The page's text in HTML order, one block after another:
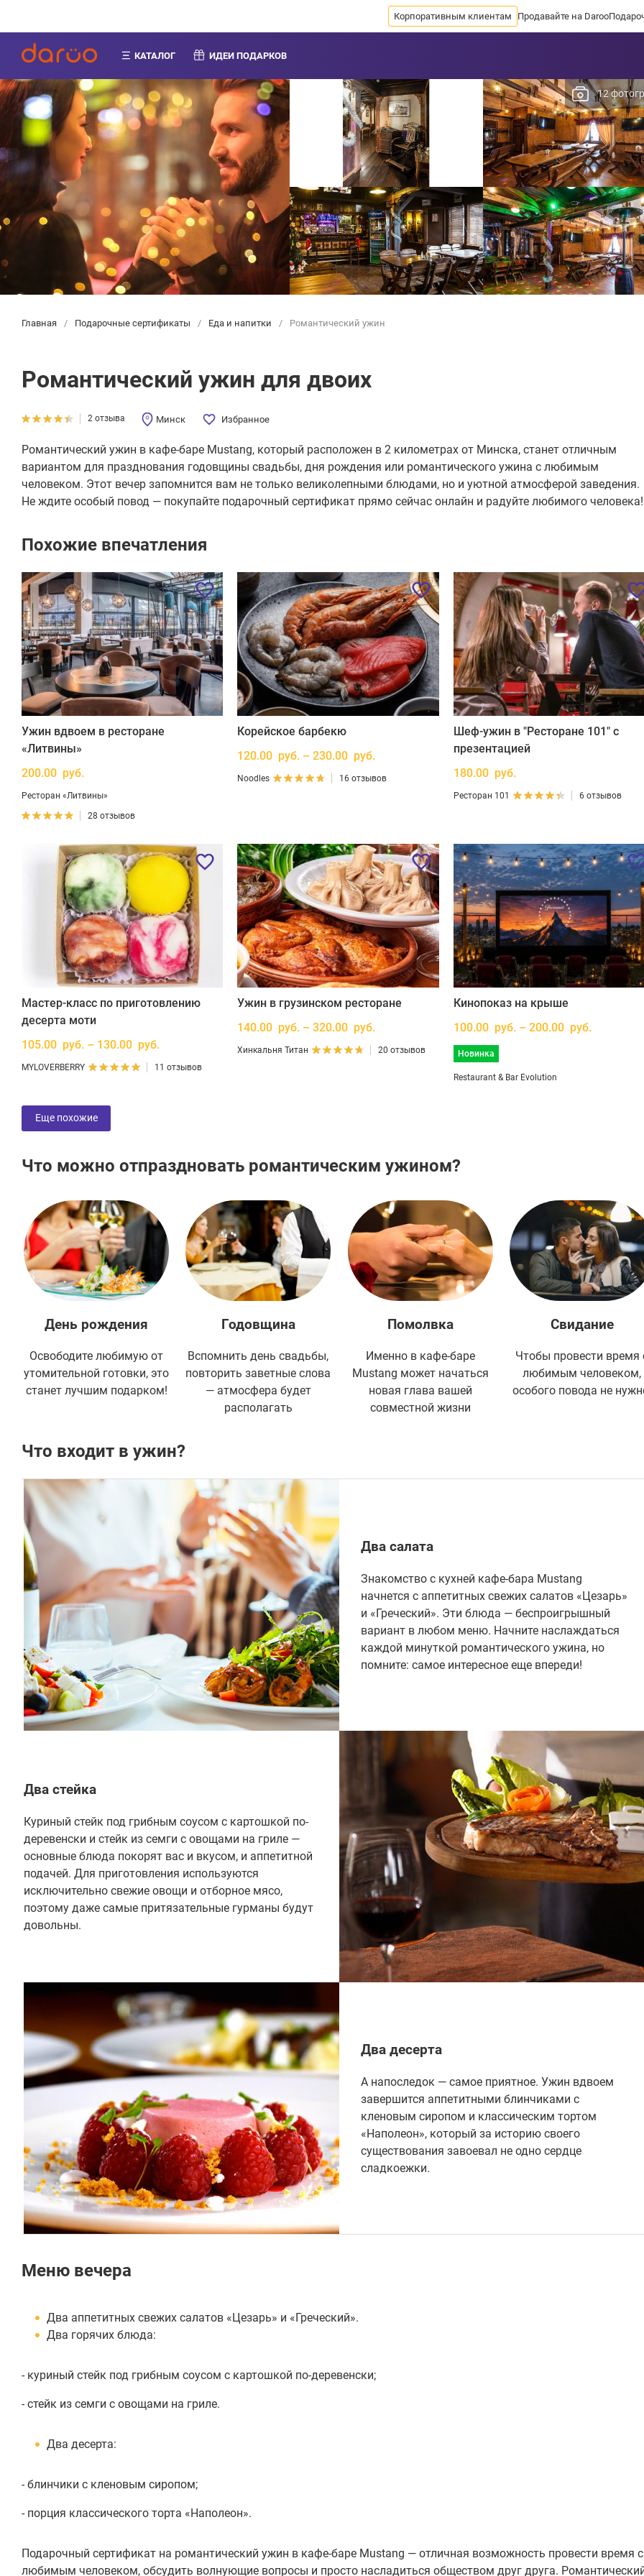
Корпоративным клиентам Продавайте на Daroo
КАТАЛОГ ИДЕИ ПОДАРКОВ
Главная / Подарочные сертификаты / Еда и напитки / Романтический ужин
Романтический ужин для двоих
2 отзыва Минск Избранное
Романтический ужин в кафе-баре Mustang, который расположен в 2 километрах от Минска, станет отличным
вариантом для празднования годовщины свадьбы, дня рождения или романтического ужина с любимым
человеком. Этот вечер запомнится вам не только великолепными блюдами, но и уютной атмосферой заведения.
Не ждите особый повод — покупайте подарочный сертификат прямо сейчас онлайн и радуйте любимого человека!
Похожие впечатления
Ужин вдвоем в ресторане
«Литвины»
200.00 руб.
Ресторан «Литвины»
28 отзывов
Корейское барбекю
120.00 руб. – 230.00 руб.
Noodles 16 отзывов
Шеф-ужин в "Ресторане 101" с
презентацией
180.00 руб.
Ресторан 101 6 отзывов
Мастер-класс по приготовлению
десерта моти
105.00 руб. – 130.00 руб.
MYLOVERBERRY 11 отзывов
Ужин в грузинском ресторане
140.00 руб. – 320.00 руб.
Хинкальня Титан 20 отзывов
Кинопоказ на крыше
100.00 руб. – 200.00 руб.
Новинка
Restaurant & Bar Evolution
Еще похожие
Что можно отпраздновать романтическим ужином?
День рождения
Освободите любимую от
утомительной готовки, это
станет лучшим подарком!
Годовщина
Вспомнить день свадьбы,
повторить заветные слова
— атмосфера будет
располагать
Помолвка
Именно в кафе-баре
Mustang может начаться
новая глава вашей
совместной жизни
Свидание
Чтобы провести время
любимым человеком,
особого повода не
Что входит в ужин?
Два салата
Знакомство с кухней кафе-бара Mustang
начнется с аппетитных свежих салатов «Цезарь»
и «Греческий». Эти блюда — беспроигрышный
вариант в любом меню. Начните наслаждаться
каждой минуткой романтического ужина, но
помните: самое интересное еще впереди!
Два стейка
Куриный стейк под грибным соусом с картошкой по-
деревенски и стейк из семги с овощами на гриле —
основные блюда покорят вас и вкусом, и аппетитной
подачей. Для приготовления используются
исключительно свежие овощи и отборное мясо,
поэтому даже самые притязательные гурманы будут
довольны.
Два десерта
А напоследок — самое приятное. Ужин вдвоем
завершится аппетитными блинчиками с
кленовым сиропом и классическим тортом
«Наполеон», который за историю своего
существования завоевал не одно сердце
сладкоежки.
Меню вечера
Два аппетитных свежих салатов «Цезарь» и «Греческий».
Два горячих блюда:
- куриный стейк под грибным соусом с картошкой по-деревенски;
- стейк из семги с овощами на гриле.
Два десерта:
- блинчики с кленовым сиропом;
- порция классического торта «Наполеон».
Подарочный сертификат на романтический ужин в кафе-баре Mustang — отличная возможность провести время с
любимым человеком, обсудить волнующие вопросы и просто насладиться обществом друг друга.